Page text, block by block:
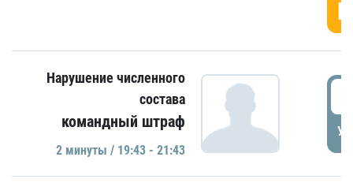
Нарушение численного
состава
командный штраф
2 минуты / 19:43 - 21:43